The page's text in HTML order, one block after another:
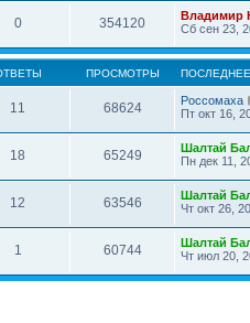
0 354120
Владимир
Сб сен 23,
ПРОСМОТРЫ
11 68624
Россомаха
Пт окт 16,
18 65249
Шалтай
Пн дек 11,
12 63546
Шалтай
Чт окт 26,
1 60744
Шалтай
Чт июл 20,